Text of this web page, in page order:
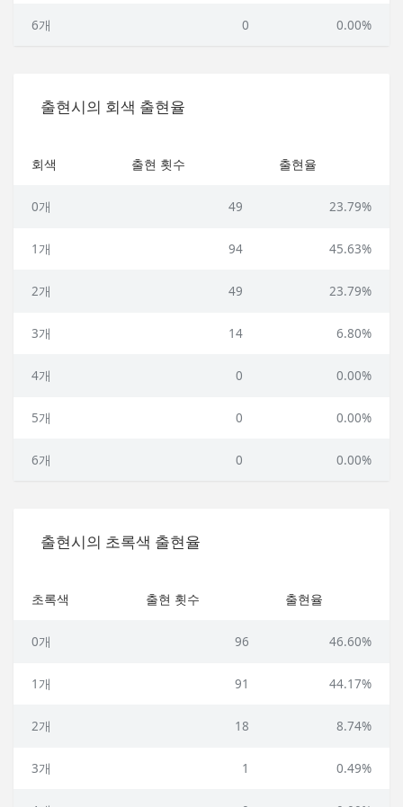
6개 0 0.00%
출현시의 회색 출현율
회색 출현 횟수 출현율
0개 49 23.79%
1개 94 45.63%
2개 49 23.79%
3개 14 6.80%
4개 0 0.00%
5개 0 0.00%
6개 0 0.00%
출현시의 초록색 출현율
초록색 출현 횟수 출현율
0개 96 46.60%
1개 91 44.17%
2개 18 8.74%
3개 1 0.49%